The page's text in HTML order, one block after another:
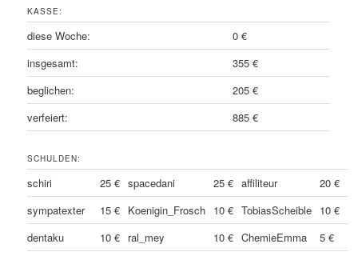
KASSE:
diese Woche:
0 €
insgesamt:
355 €
beglichen:
205 €
verfeiert:
885 €
SCHULDEN:
schiri 25 € spacedani 25 € affiliteur
20 €
sympatexter
15 € Koenigin_Frosch 10 € TobiasScheible 10 €
dentaku
10 € ral_mey 10 € ChemieEmma
5 €